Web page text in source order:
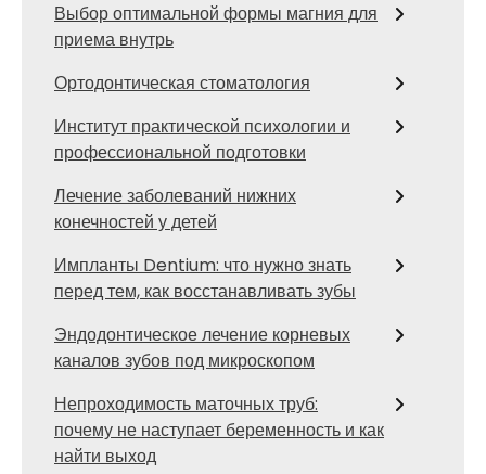
Выбор оптимальной формы магния для
приема внутрь
Ортодонтическая стоматология
Институт практической психологии и
профессиональной подготовки
Лечение заболеваний нижних
конечностей у детей
Импланты Dentium: что нужно знать
перед тем, как восстанавливать зубы
Эндодонтическое лечение корневых
каналов зубов под микроскопом
Непроходимость маточных труб:
почему не наступает беременность и как
найти выход